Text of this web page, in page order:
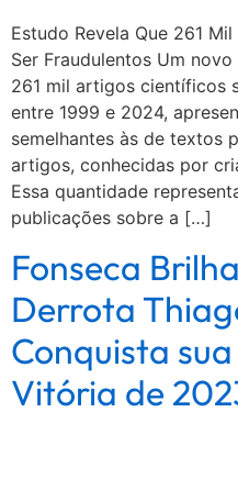
Estudo Revela Que 261
Ser Fraudulentos Um
261 mil artigos científicos
entre 1999 e 2024,
semelhantes às de textos
artigos, conhecidas por
Essa quantidade
publicações sobre a […]
Fonseca
Derrota
Conquista
Vitória de